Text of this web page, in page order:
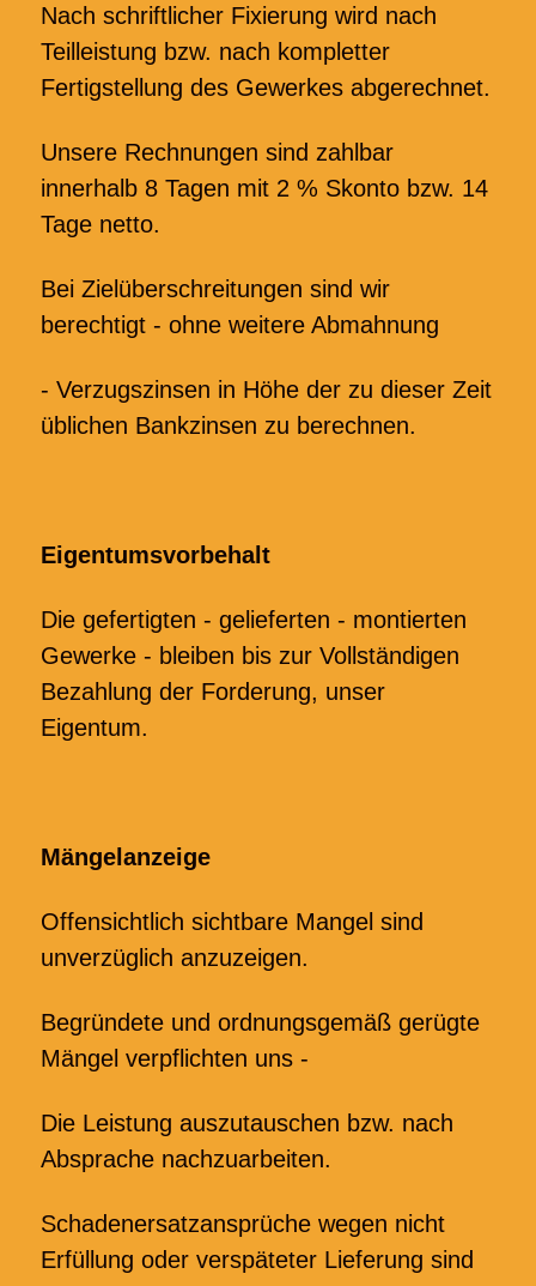
Nach schriftlicher Fixierung wird nach
Teilleistung bzw. nach kompletter
Fertigstellung des Gewerkes abgerechnet.
Unsere Rechnungen sind zahlbar
innerhalb 8 Tagen mit 2 % Skonto bzw. 14
Tage netto.
Bei Zielüberschreitungen sind wir
berechtigt - ohne weitere Abmahnung
- Verzugszinsen in Höhe der zu dieser Zeit
üblichen Bankzinsen zu berechnen.
Eigentumsvorbehalt
Die gefertigten - gelieferten - montierten
Gewerke - bleiben bis zur Vollständigen
Bezahlung der Forderung, unser
Eigentum.
Mängelanzeige
Offensichtlich sichtbare Mangel sind
unverzüglich anzuzeigen.
Begründete und ordnungsgemäß gerügte
Mängel verpflichten uns -
Die Leistung auszutauschen bzw. nach
Absprache nachzuarbeiten.
Schadenersatzansprüche wegen nicht
Erfüllung oder verspäteter Lieferung sind